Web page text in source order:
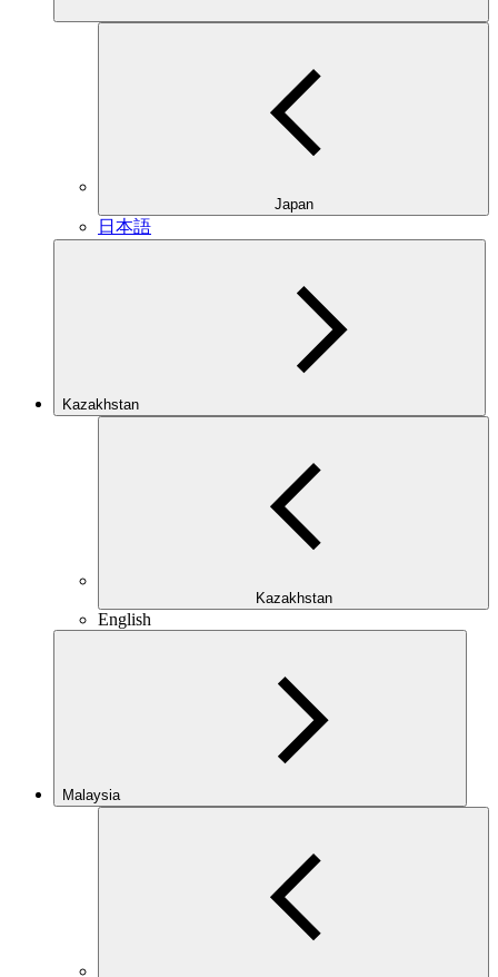
Japan
日本語
Kazakhstan
Kazakhstan
English
Malaysia